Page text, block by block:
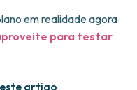
em realidade agora
para testar
artigo